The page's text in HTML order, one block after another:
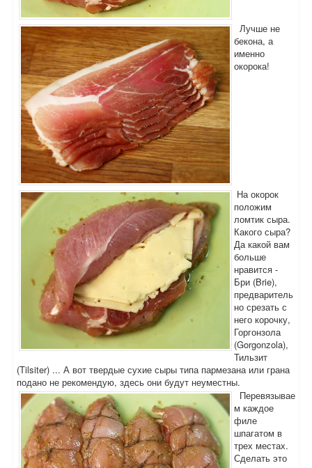
Лучше не
бекона, а
именно
окорока!
На окорок
положим
ломтик сыра.
Какого сыра?
Да какой вам
больше
нравится -
Бри (Brie),
предваритель
но срезать с
него корочку,
Горгонзола
(Gorgonzola),
Тильзит
(Tilsiter) ... А вот твердые сухие сыры типа пармезана или грана
подано не рекомендую, здесь они будут неуместны.
Перевязывае
м каждое
филе
шпагатом в
трех местах.
Сделать это